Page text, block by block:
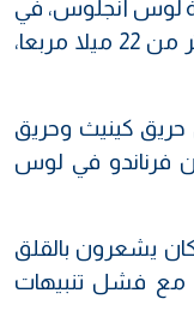
لوس أنجلوس، في
مقتل 11 شخصا على الأقل وحرق أكثر من 22 ميلا مربعا،
حريق كينيث وحريق
فرناندو في لوس
يشعرون بالقلق
مع فشل تنبيهات